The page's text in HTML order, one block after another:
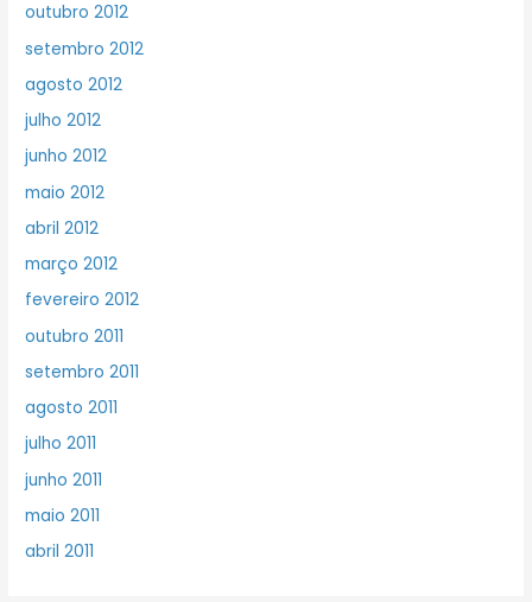
outubro 2012
setembro 2012
agosto 2012
julho 2012
junho 2012
maio 2012
abril 2012
março 2012
fevereiro 2012
outubro 2011
setembro 2011
agosto 2011
julho 2011
junho 2011
maio 2011
abril 2011